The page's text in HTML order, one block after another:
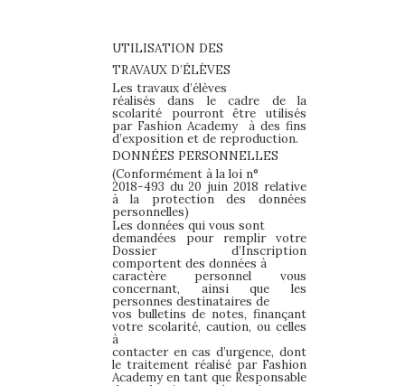
UTILISATION DES
TRAVAUX D’ÉLÈVES
Les travaux d’élèves
réalisés dans le cadre de la
scolarité pourront être utilisés
par Fashion Academy
à des fins
d’exposition et de reproduction.
DONNÉES PERSONNELLES
(Conformément à la loi n°
2018-493 du 20 juin 2018 relative
à la protection des données
personnelles)
Les données qui vous sont
demandées pour remplir votre
Dossier d’Inscription
comportent des données à
caractère personnel vous
concernant, ainsi que les
personnes destinataires de
vos bulletins de notes, finançant
votre scolarité, caution, ou celles
à
contacter en cas d’urgence, dont
le traitement réalisé par Fashion
Academy en tant que Responsable